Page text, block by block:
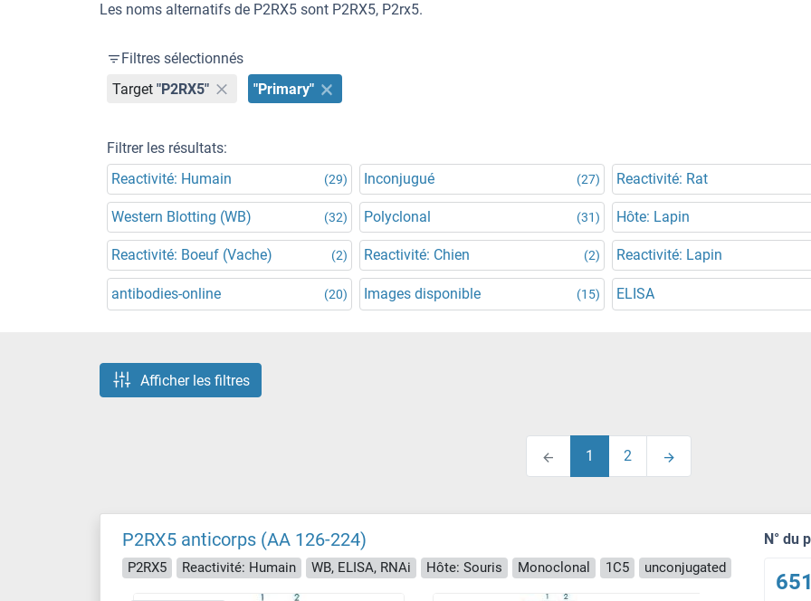
Les noms alternatifs de P2RX5 sont P2RX5, P2rx5.
Filtres sélectionnés
Target "P2RX5" "Primary"
Filtrer les résultats:
Reactivité: Humain
(29) Inconjugué (27) Reactivité: Rat
Western Blotting (WB) (32) Polyclonal (31) Hôte: Lapin
Reactivité: Boeuf (Vache) (2) Reactivité: Chien (2) Reactivité: Lapin
antibodies-online (20) Images disponible (15) ELISA
Afficher les filtres
1 2
P2RX5 anticorps (AA 126-224)
P2RX5 Reactivité: Humain WB, ELISA, RNAi Hôte: Souris Monoclonal 1C5 unconjugated
N° du